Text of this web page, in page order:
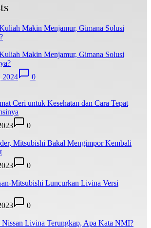
Makin Menjamur, Gimana Solusi
2024
0
Ceri untuk Kesehatan dan Cara Tepat
0
Mitsubishi Bakal Mengimpor Kembali
0
Mitsubishi Luncurkan Livina Versi
0
Nissan Livina Terungkap, Apa Kata NMI?